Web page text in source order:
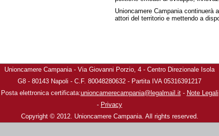
Unioncamere Campania continuerà
attori del territorio e mettendo a
Unioncamere Campania - Via Giovanni Porzio, 4 - Centro Direzionale Isola
G8 - 80143 Napoli - C.F. 80048280632 - Partita IVA 05316391217
Posta elettronica certificata:unioncamerecampania@legalmail.it- Note Legali
- Privacy
Copyright © 2012. Unioncamere Campania. All rights reserved.